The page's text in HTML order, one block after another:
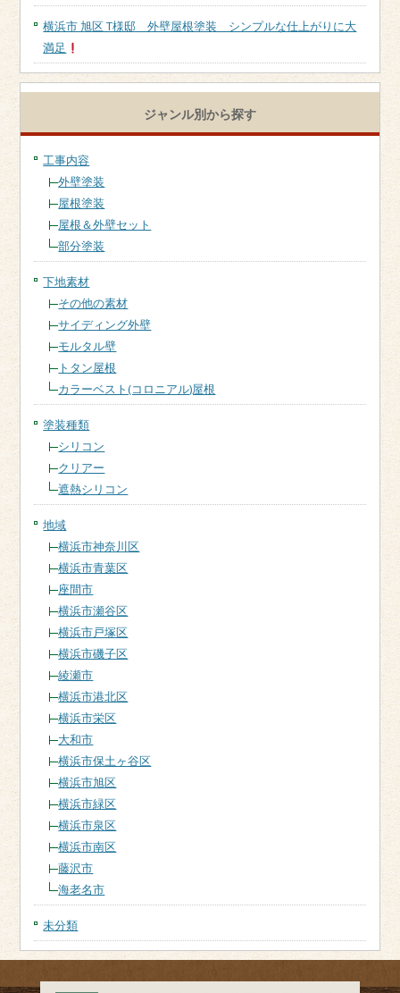
横浜市 旭区 T様邸 外壁屋根塗装 シンプルな仕上がりに大
満足
ジャンル別から探す
工事内容
外壁塗装
屋根塗装
屋根＆外壁セット
部分塗装
下地素材
その他の素材
サイディング外壁
モルタル壁
トタン屋根
カラーベスト(コロニアル)屋根
塗装種類
シリコン
クリアー
遮熱シリコン
地域
横浜市神奈川区
横浜市青葉区
座間市
横浜市瀬谷区
横浜市戸塚区
横浜市磯子区
綾瀬市
横浜市港北区
横浜市栄区
大和市
横浜市保土ヶ谷区
横浜市旭区
横浜市緑区
横浜市泉区
横浜市南区
藤沢市
海老名市
未分類